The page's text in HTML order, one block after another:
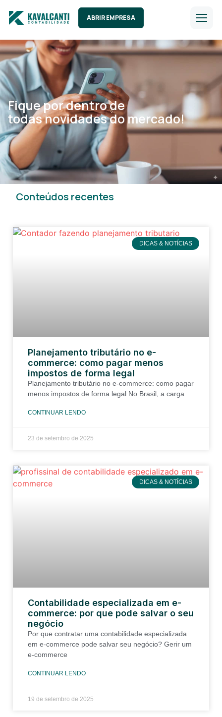
ABRIR EMPRESA
Fique por dentro de
todas novidades do mercado!
Conteúdos recentes
DICAS & NOTÍCIAS
Planejamento tributário no e-
commerce: como pagar menos
impostos de forma legal
Planejamento tributário no e-commerce: como pagar
menos impostos de forma legal No Brasil, a carga
CONTINUAR LENDO
23 de setembro de 2025
DICAS & NOTÍCIAS
Contabilidade especializada em e-
commerce: por que pode salvar o seu
negócio
Por que contratar uma contabilidade especializada
em e-commerce pode salvar seu negócio? Gerir um
e-commerce
CONTINUAR LENDO
19 de setembro de 2025